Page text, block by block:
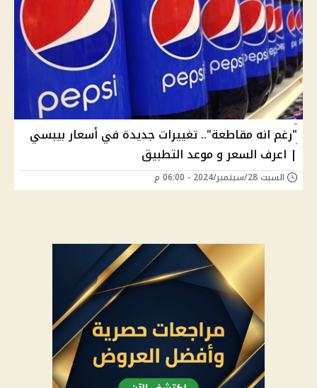
"رغم انه مقاطعة".. تغييرات جديدة في أسعار بيبسي
| اعرف السعر و موعد التطبيق
السبت 28/سبتمبر/2024 - 06:00 م